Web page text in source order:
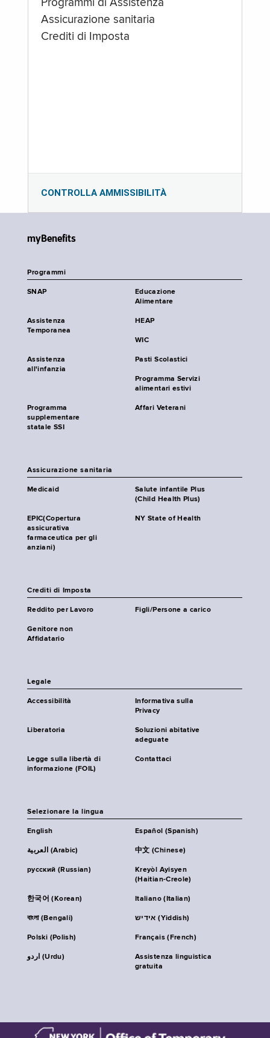
Programmi di Assistenza
Assicurazione sanitaria
Crediti di Imposta
CONTROLLA AMMISSIBILITÀ
myBenefits
Programmi
SNAP
Educazione
Alimentare
Assistenza
Temporanea
HEAP
WIC
Assistenza
all'infanzia
Pasti Scolastici
Programma Servizi
alimentari estivi
Programma
supplementare
statale SSI
Affari Veterani
Assicurazione sanitaria
Medicaid
Salute infantile Plus
(Child Health Plus)
EPIC(Copertura
assicurativa
farmaceutica per gli
anziani)
NY State of Health
Crediti di Imposta
Reddito per Lavoro Figli/Persone a carico
Genitore non
Affidatario
Legale
Accessibilità
Informativa sulla
Privacy
Liberatoria
Soluzioni abitative
adeguate
Legge sulla libertà di
informazione (FOIL)
Contattaci
Selezionare la lingua
English Español (Spanish)
العربية (Arabic) 中文 (Chinese)
русский (Russian)
Kreyòl Ayisyen
(Haitian-Creole)
한국어 (Korean) Italiano (Italian)
বাংলা (Bengali) אידיש (Yiddish)
Polski (Polish) Français (French)
اردو (Urdu)
Assistenza linguistica
gratuita